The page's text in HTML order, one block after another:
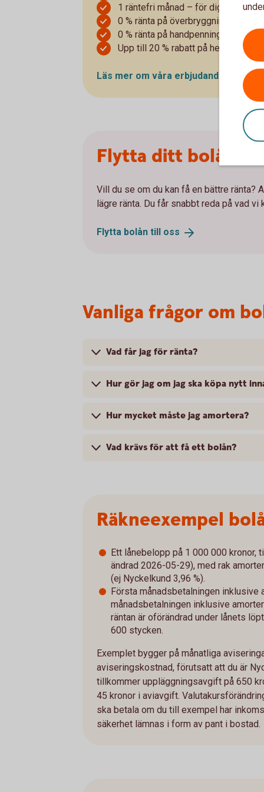
1 räntefri månad – för dig som
0 % ränta på överbryggningslån
0 % ränta på handpenningslån
Upp till 20 % rabatt på
Läs mer om våra erbjudanden till
Flytta ditt bolån till
Vill du se om du kan få en bättre ränta?
lägre ränta. Du får snabbt reda på vad vi
Flytta bolån till oss
Vanliga frågor om
Vad får jag för ränta?
Hur gör jag om jag ska köpa nytt
Hur mycket måste jag amortera?
Vad krävs för att få ett bolån?
Räkneexempel
Ett lånebelopp på 1 000 000 kronor,
ändrad 2026-05-29), med rak
(ej Nyckelkund 3,96 %).
Första månadsbetalningen inklusive
månadsbetalningen inklusive
räntan är oförändrad under lånets
600 stycken.
Exemplet bygger på månatliga
aviseringskostnad, förutsatt att du är
tillkommer uppläggningsavgift på 650
45 kronor i aviavgift.
ska betala om du till exempel har
säkerhet lämnas i form av pant i bostad.